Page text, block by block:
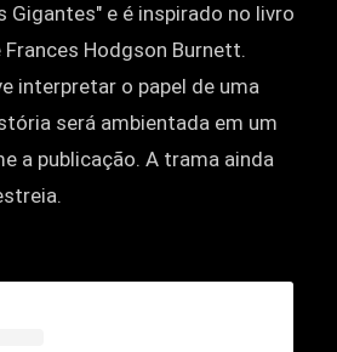
Gigantes" e é inspirado no livro
Frances Hodgson Burnett.
interpretar o papel de uma
será ambientada em um
a publicação. A trama ainda